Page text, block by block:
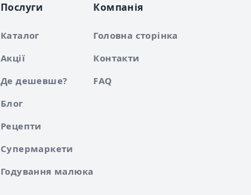
Послуги
Каталог
Акції
Де дешевше?
Блог
Рецепти
Супермаркети
Годування малюка
Компанія
Головна сторінка
Контакти
FAQ